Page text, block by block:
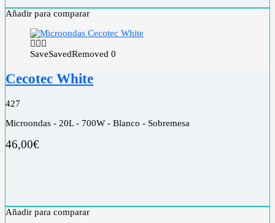
Añadir para comparar
SaveSavedRemoved 0
Cecotec White
427
Microondas - 20L - 700W - Blanco - Sobremesa
46,00€
Añadir para comparar